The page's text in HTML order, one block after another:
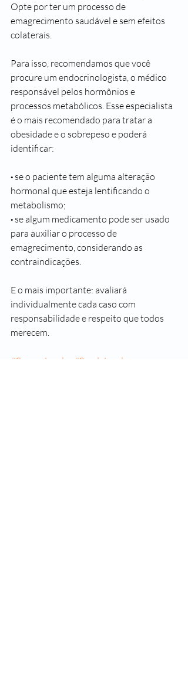
Opte por ter um processo de
emagrecimento saudável e sem efeitos
colaterais.
Para isso, recomendamos que você
procure um endocrinologista, o médico
responsável pelos hormônios e
processos metabólicos. Esse especialista
é o mais recomendado para tratar a
obesidade e o sobrepeso e poderá
identificar:
· se o paciente tem alguma alteração
hormonal que esteja lentificando o
metabolismo;
· se algum medicamento pode ser usado
para auxiliar o processo de
emagrecimento, considerando as
contraindicações.
E o mais importante: avaliará
individualmente cada caso com
responsabilidade e respeito que todos
merecem.
#SegueaLeader
#SaudeLeader